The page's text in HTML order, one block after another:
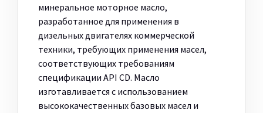
минеральное моторное масло,
разработанное для применения в
дизельных двигателях коммерческой
техники, требующих применения масел,
соответствующих требованиям
спецификации API CD. Масло
изготавливается с использованием
высококачественных базовых масел и